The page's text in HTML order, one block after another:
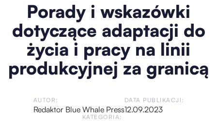
Porady i wskazówki
dotyczące adaptacji do
życia i pracy na linii
produkcyjnej za granicą
AUTOR:
Redaktor Blue Whale Press
DATA PUBLIKACJI:
12.09.2023
KATEGORIA: